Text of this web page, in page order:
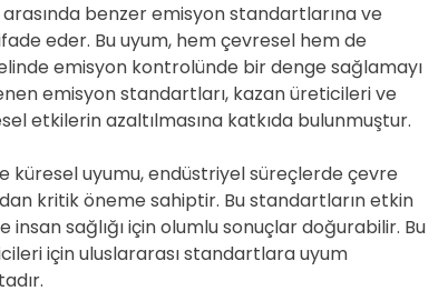
benzer emisyon standartlarına ve
eder. Bu uyum, hem çevresel hem de
emisyon kontrolünde bir denge sağlamayı
emisyon standartları, kazan üreticileri ve
etkilerin azaltılmasına katkıda bulunmuştur.
küresel uyumu, endüstriyel süreçlerde çevre
kritik öneme sahiptir. Bu standartların etkin
sağlığı için olumlu sonuçlar doğurabilir. Bu
için uluslararası standartlara uyum